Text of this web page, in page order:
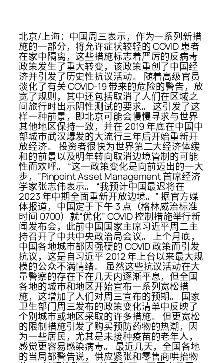
北京/上海：中国周三表示，作为一系列新措
施的一部分，将允许症状较轻的 COVID 患者
在家中隔离，这些措施标志着严厉的反病毒
政策发生了重大转变，该政策重创了中国经
济并引发了历史性抗议活动。 随着高级官员
淡化了有关 COVID-19 带来的危险的警告，放
宽了规则，其中还包括取消了人们在区域之
间旅行时出示阴性测试的要求。 这引发了这
样一种前景，即北京可能会慢慢寻求与世界
其他地区保持一致，并在 2019 年底在中国中
部城市武汉爆发的大流行三年后开始重新开
放经济。 投资者很快为世界第二大经济体缓
和的前景以及明年转向取消边境管制的可能
性而欢呼。 “这一政策变化是向前迈出的一大
步，”Pinpoint Asset Management 首席经济
学家张志伟表示。 “我预计中国最迟将在
2023 年中期全面重新开放边境。” 据官方媒
体报道，中国定于下午 3 点（格林威治标准
时间 0700）就“优化” COVID 控制措施举行新
闻发布会，此前中国国家主席习近平周二主
持召开了中共中央政治局会议。 上个月底，
中国各地城市都因强硬的 COVID 政策而引发
抗议，这是自习近平 2012 年上台以来最大规
模的公众不满情绪。 虽然这些抗议活动在大
量警察的存在下在几天内逐渐平息，但全国
各地的城市和地区开始宣布一系列宽松措
施，这增加了人们对周三宣布的预期。 国家
卫生部门周三发布的政策变化清单中反映了
个别城市或地区采取的许多措施。 但更宽松
的限制措施引发了购买预防药物的热潮，因
为一些居民，尤其是未接种疫苗的老年人，
感觉更容易感染病毒。 最近几天，全国各地
的当局都警告说，供应紧张和零售商哄抬物